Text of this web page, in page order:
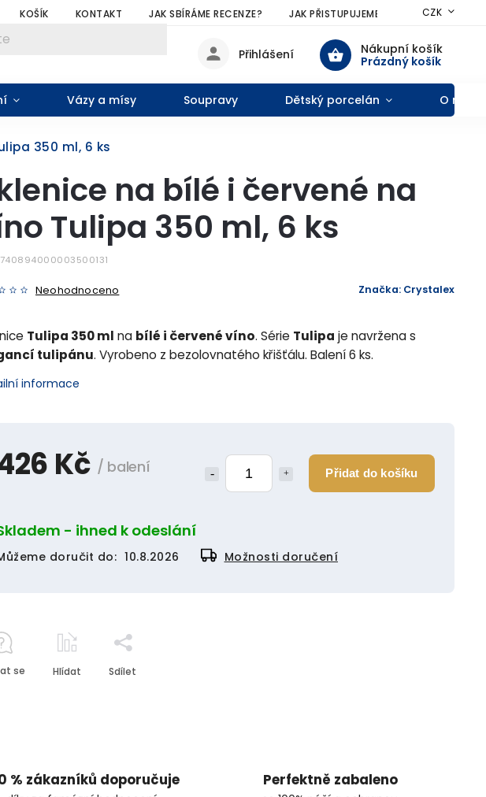
KOŠÍK KONTAKT JAK SBÍRÁME RECENZE? JAK PŘISTUPUJEME KE SLEVÁM?
CZK
Nákupní košík
Prázdný košík
Přihlášení
Vázy a mísy Soupravy Dětský porcelán O nás
350 ml, 6 ks
Kč / balení Přidat do košíku
- ihned k odeslání
doručit do: 10.8.2026 Možnosti doručení
na bílé i červené na
Tulipa 350 ml, 6 ks
740894000003500131
Neohodnoceno Značka: Crystalex
Tulipa 350 ml na bílé i červené víno. Série Tulipa je navržena s
tulipánu. Vyrobeno z bezolovnatého křišťálu. Balení 6 ks.
informace
se Hlídat Sdílet
% zákazníků doporučuje Perfektně zabaleno